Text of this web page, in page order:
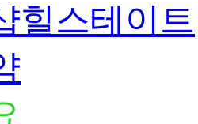
힐스테이트